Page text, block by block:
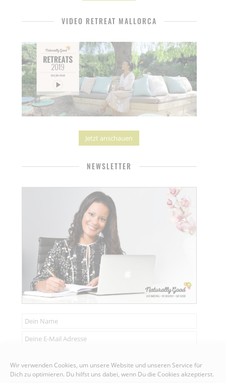
Wir verwenden Cookies, um unsere Website und unseren Service für
Dich zu optimieren. Du hilfst uns dabei, wenn Du die Cookies akzeptierst.
VIDEO RETREAT MALLORCA
Jetzt anschauen
NEWSLETTER